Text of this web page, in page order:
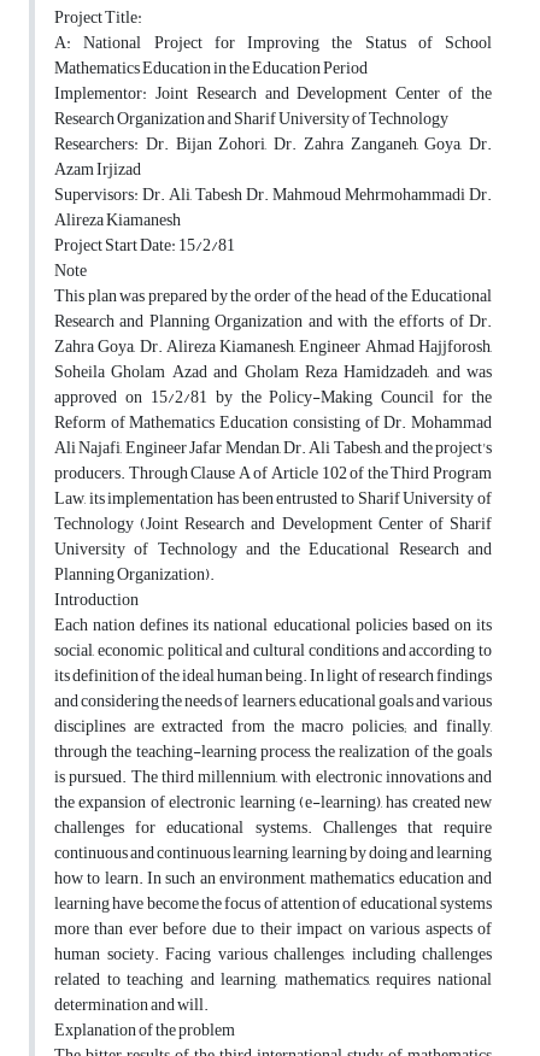
Project Title:
A: National Project for Improving the Status of School
Mathematics Education in the Education Period
Implementor: Joint Research and Development Center of the
Research Organization and Sharif University of Technology
Researchers: Dr. Bijan Zohori, Dr. Zahra Zanganeh, Goya, Dr.
Azam Irjizad
Supervisors: Dr. Ali, Tabesh Dr. Mahmoud Mehrmohammadi Dr.
Alireza Kiamanesh
Project Start Date: 15/2/81
Note
This plan was prepared by the order of the head of the Educational
Research and Planning Organization and with the efforts of Dr.
Zahra Goya, Dr. Alireza Kiamanesh, Engineer Ahmad Hajjforosh,
Soheila Gholam Azad and Gholam Reza Hamidzadeh, and was
approved on 15/2/81 by the Policy-Making Council for the
Reform of Mathematics Education consisting of Dr. Mohammad
Ali Najafi, Engineer Jafar Mendan, Dr. Ali Tabesh, and the project's
producers. Through Clause A of Article 102 of the Third Program
Law, its implementation has been entrusted to Sharif University of
Technology (Joint Research and Development Center of Sharif
University of Technology and the Educational Research and
Planning Organization).
Introduction
Each nation defines its national educational policies based on its
social, economic, political and cultural conditions and according to
its definition of the ideal human being. In light of research findings
and considering the needs of learners, educational goals and various
disciplines are extracted from the macro policies; and finally,
through the teaching-learning process, the realization of the goals
is pursued. The third millennium, with electronic innovations and
the expansion of electronic learning (e-learning), has created new
challenges for educational systems. Challenges that require
continuous and continuous learning, learning by doing and learning
how to learn. In such an environment, mathematics education and
learning have become the focus of attention of educational systems
more than ever before due to their impact on various aspects of
human society. Facing various challenges, including challenges
related to teaching and learning, mathematics, requires national
determination and will.
Explanation of the problem